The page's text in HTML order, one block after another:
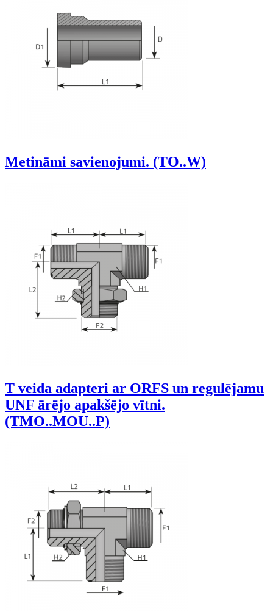
Metināmi savienojumi. (TO..W)
T veida adapteri ar ORFS un regulējamu
UNF ārējo apakšējo vītni.
(TMO..MOU..P)